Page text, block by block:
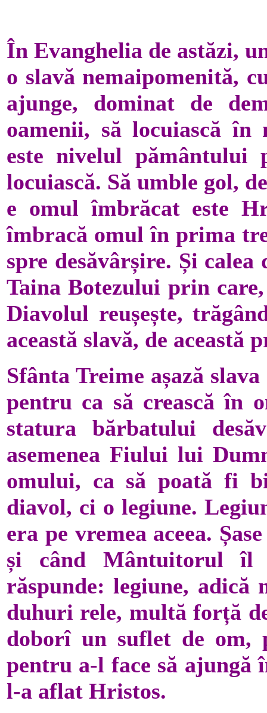
În Evanghelia de astăzi,
o slavă nemaipomenită,
ajunge, dominat de
oamenii, să locuiască
este nivelul pământului
locuiască. Să umble gol,
e omul îmbrăcat este
îmbracă omul în prima
spre desăvârșire. Și
Taina Botezului prin
Diavolul reușește,
această slavă, de această
Sfânta Treime așază
pentru ca să crească în
statura bărbatului
asemenea Fiului lui
omului, ca să poată fi
diavol, ci o legiune.
era pe vremea aceea.
și când Mântuitorul îl
răspunde: legiune,
duhuri rele, multă forță
doborî un suflet de om,
pentru a-l face să ajungă
l-a aflat Hristos.